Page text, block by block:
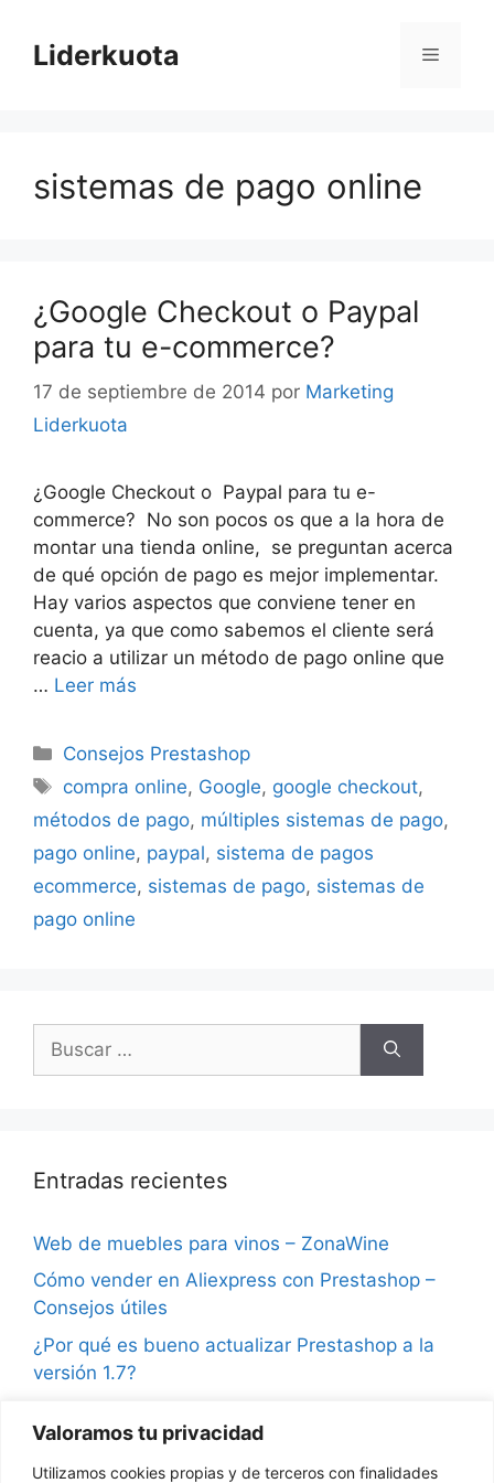
Valoramos tu privacidad
Utilizamos cookies propias y de terceros con finalidades
contenido
Liderkuota Menú
sistemas de pago online
¿Google Checkout o Paypal
para tu e-commerce?
17 de septiembre de 2014 por Marketing
Liderkuota
¿Google Checkout o Paypal para tu e-
commerce? No son pocos os que a la hora de
montar una tienda online, se preguntan acerca
de qué opción de pago es mejor implementar.
Hay varios aspectos que conviene tener en
cuenta, ya que como sabemos el cliente será
reacio a utilizar un método de pago online que
… Leer más
Categorías
Consejos Prestashop
Etiquetas
compra online, Google, google checkout,
métodos de pago, múltiples sistemas de pago,
pago online, paypal, sistema de pagos
ecommerce, sistemas de pago, sistemas de
pago online
Entradas recientes
Web de muebles para vinos – ZonaWine
Cómo vender en Aliexpress con Prestashop –
Consejos útiles
¿Por qué es bueno actualizar Prestashop a la
versión 1.7?
seguidores
¿Qué son las notificaciones push en